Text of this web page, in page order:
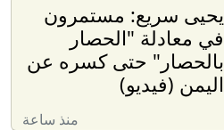
يحيى سريع: مستمرون
في معادلة "الحصار
بالحصار" حتى كسره عن
اليمن (فيديو)
منذ ساعة